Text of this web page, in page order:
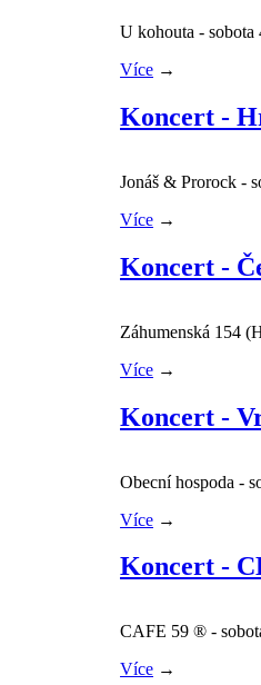
U kohouta - sobota
Více →
Koncert -
Jonáš & Prorock -
Více →
Koncert -
Záhumenská 154
Více →
Koncert -
Obecní hospoda -
Více →
Koncert -
CAFE 59 ® -
Více →